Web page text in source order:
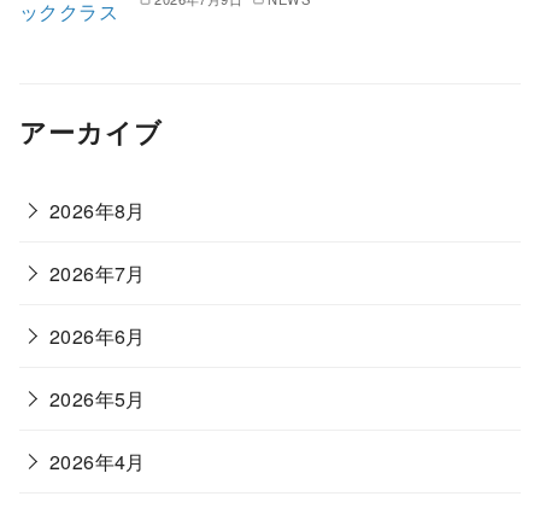
アーカイブ
2026年8月
2026年7月
2026年6月
2026年5月
2026年4月